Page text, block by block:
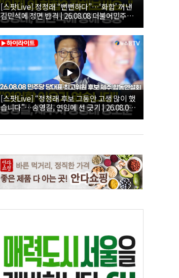
[스팟Live] 정청래 “뻔뻔하다”…‘화합’ 꺼낸
김민석에 정면 반격 | 26.08.08 더불어민주당
당대표·최고위원 후보 제주 합동연설회
[스팟Live] “정청래 후보 그동안 고생 많이 했
습니다”…송영길, 연임에 선 긋기 | 26.08.08
더불어민주당 당대표·최고위원 후보 제주 합